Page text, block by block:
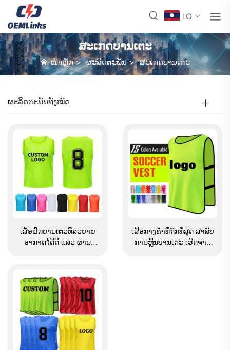
LO
ສະເກດບານເຕະ
ໜ້າຫຼັກ>ຜະລິດຕະພັນ>ສະເກດບານເຕະ
ຜະລິດຕະພັນທັງໝົດ
ເສື້ອຝຶກບານເຕະທີ່ລະບາຍ
ອາກາດໄດ້ດີ ແລະ ຜ່ານ
ເສື້ອຝຶກທີ່ເຮັດຈາກເນື້ອຜ້າ
mesh, ເສື້ອຝຶກຮູບສີ່ຫຼ່ຽມ
(bib), ແລະ ເສື້ອຝຶກຮູບເງິນ
(pennies)
ເສື້ອກາງຄຳທີ່ຖືກທີ່ສຸດ ສຳລັບ
ການຫຼີ້ນບານເຕະ ເຮັດຈາກ